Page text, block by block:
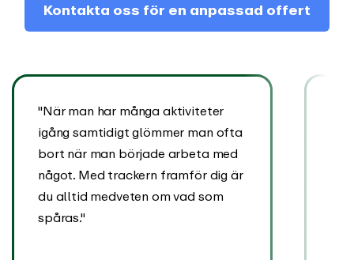
Kontakta oss för en anpassad offert
"När man har många aktiviteter
igång samtidigt glömmer man ofta
bort när man började arbeta med
något. Med trackern framför dig är
du alltid medveten om vad som
spåras."